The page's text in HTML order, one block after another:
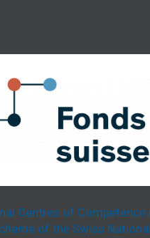
Centres of Competence
of the Swiss